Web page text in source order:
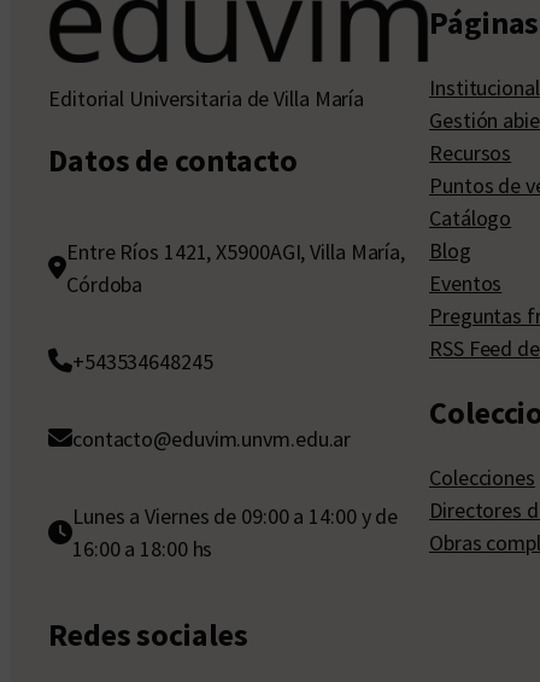
Editorial Universitaria de Villa María
Datos de contacto
Entre Ríos 1421, X5900AGI, Villa María,
Córdoba
+543534648245
contacto@eduvim.unvm.edu.ar
Lunes a Viernes de 09:00 a 14:00 y de
16:00 a 18:00 hs
Redes sociales
Institucional
Gestión
Recursos
Puntos de
Catálogo
Blog
Eventos
Preguntas
RSS Feed
Colecciones
Directores
Obras